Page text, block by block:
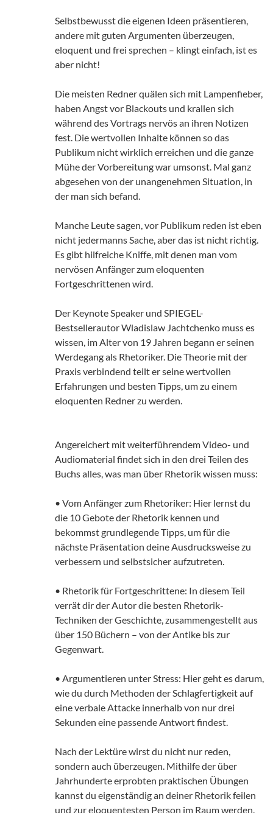
Selbstbewusst die eigenen Ideen präsentieren,
andere mit guten Argumenten überzeugen,
eloquent und frei sprechen – klingt einfach, ist es
aber nicht!
Die meisten Redner quälen sich mit Lampenfieber,
haben Angst vor Blackouts und krallen sich
während des Vortrags nervös an ihren Notizen
fest. Die wertvollen Inhalte können so das
Publikum nicht wirklich erreichen und die ganze
Mühe der Vorbereitung war umsonst. Mal ganz
abgesehen von der unangenehmen Situation, in
der man sich befand.
Manche Leute sagen, vor Publikum reden ist eben
nicht jedermanns Sache, aber das ist nicht richtig.
Es gibt hilfreiche Kniffe, mit denen man vom
nervösen Anfänger zum eloquenten
Fortgeschrittenen wird.
Der Keynote Speaker und SPIEGEL-
Bestsellerautor Wladislaw Jachtchenko muss es
wissen, im Alter von 19 Jahren begann er seinen
Werdegang als Rhetoriker. Die Theorie mit der
Praxis verbindend teilt er seine wertvollen
Erfahrungen und besten Tipps, um zu einem
eloquenten Redner zu werden.
Angereichert mit weiterführendem Video- und
Audiomaterial findet sich in den drei Teilen des
Buchs alles, was man über Rhetorik wissen muss:
• Vom Anfänger zum Rhetoriker: Hier lernst du
die 10 Gebote der Rhetorik kennen und
bekommst grundlegende Tipps, um für die
nächste Präsentation deine Ausdrucksweise zu
verbessern und selbstsicher aufzutreten.
• Rhetorik für Fortgeschrittene: In diesem Teil
verrät dir der Autor die besten Rhetorik-
Techniken der Geschichte, zusammengestellt aus
über 150 Büchern – von der Antike bis zur
Gegenwart.
• Argumentieren unter Stress: Hier geht es darum,
wie du durch Methoden der Schlagfertigkeit auf
eine verbale Attacke innerhalb von nur drei
Sekunden eine passende Antwort findest.
Nach der Lektüre wirst du nicht nur reden,
sondern auch überzeugen. Mithilfe der über
Jahrhunderte erprobten praktischen Übungen
kannst du eigenständig an deiner Rhetorik feilen
und zur eloquentesten Person im Raum werden.